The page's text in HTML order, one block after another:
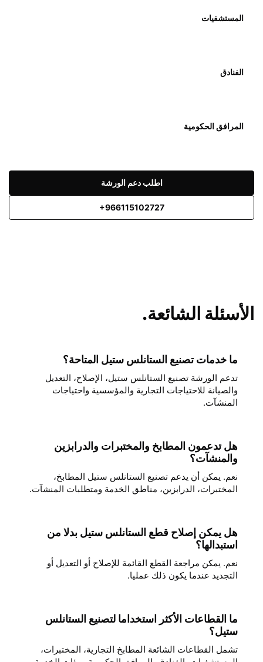
المستشفيات
الفنادق
المرافق الحكومية
اطلب دعم الورشة
+966115102727
الأسئلة الشائعة.
ما خدمات تصنيع الستانلس ستيل المتاحة؟
تدعم الورشة تصنيع الستانلس ستيل، الإصلاح، التعديل
والصيانة للاحتياجات التجارية والمؤسسية واحتياجات
المنشآت.
هل تدعمون المطابخ والمختبرات والدرابزين
والمنشآت؟
نعم. يمكن أن يدعم تصنيع الستانلس ستيل المطابخ،
المختبرات، الدرابزين، مناطق الخدمة ومتطلبات المنشآت.
هل يمكن إصلاح قطع الستانلس ستيل بدلا من
استبدالها؟
نعم. يمكن مراجعة القطع القائمة للإصلاح أو التعديل أو
التجديد عندما يكون ذلك عمليا.
ما القطاعات الأكثر استخداما لتصنيع الستانلس
ستيل؟
تشمل القطاعات الشائعة المطابخ التجارية، المختبرات،